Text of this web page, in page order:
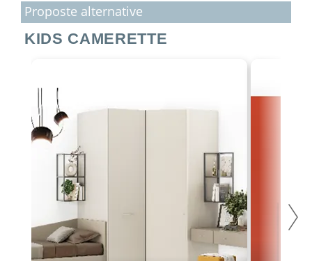
Proposte alternative
KIDS CAMERETTE